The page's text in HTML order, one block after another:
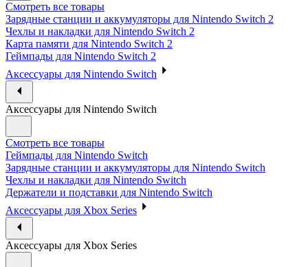
Смотреть все товары
Зарядные станции и аккумуляторы для Nintendo Switch 2
Чехлы и накладки для Nintendo Switch 2
Карта памяти для Nintendo Switch 2
Геймпады для Nintendo Switch 2
Аксессуары для Nintendo Switch
Аксессуары для Nintendo Switch
Смотреть все товары
Геймпады для Nintendo Switch
Зарядные станции и аккумуляторы для Nintendo Switch
Чехлы и накладки для Nintendo Switch
Держатели и подставки для Nintendo Switch
Аксессуары для Xbox Series
Аксессуары для Xbox Series